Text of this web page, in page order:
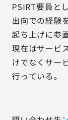
PSIRT要員と
出向での経験
起ち上げに参画
現在はサービ
けでなくサー
行っている。